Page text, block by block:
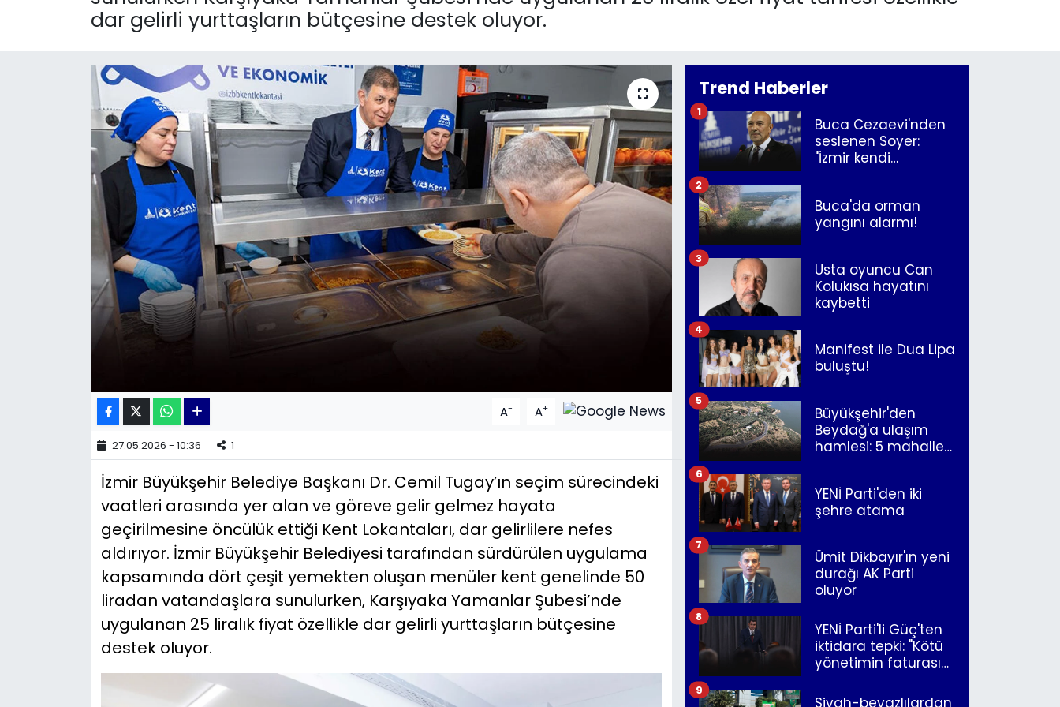
dar gelirli yurttaşların bütçesine destek oluyor.
A- A+
27.05.2026 - 10:36 1
İzmir Büyükşehir Belediye Başkanı Dr. Cemil Tugay’ın seçim sürecindeki
vaatleri arasında yer alan ve göreve gelir gelmez hayata
geçirilmesine öncülük ettiği Kent Lokantaları, dar gelirlilere nefes
aldırıyor. İzmir Büyükşehir Belediyesi tarafından sürdürülen uygulama
kapsamında dört çeşit yemekten oluşan menüler kent genelinde 50
liradan vatandaşlara sunulurken, Karşıyaka Yamanlar Şubesi’nde
uygulanan 25 liralık fiyat özellikle dar gelirli yurttaşların bütçesine
destek oluyor.
Trend Haberler
Buca Cezaevi'nden
seslenen Soyer:
"İzmir kendi
1
Buca'da orman
yangını alarmı!
2
Usta oyuncu Can
Kolukısa hayatını
kaybetti
3
Manifest ile Dua Lipa
buluştu!
4
Büyükşehir'den
Beydağ'a ulaşım
hamlesi: 5 mahalle
5
YENİ Parti'den iki
şehre atama
6
Ümit Dikbayır'ın yeni
durağı AK Parti
oluyor
7
YENİ Parti'li Güç'ten
iktidara tepki: "Kötü
yönetimin faturasını
8
Siyah-beyazlılardan
9
KÜLTÜR SANAT
MAGAZİN
POLİTİKA
SAĞLIK
Siyaset
TEKNOLOJİ
Yaşam
YEREL YÖNETİMLER